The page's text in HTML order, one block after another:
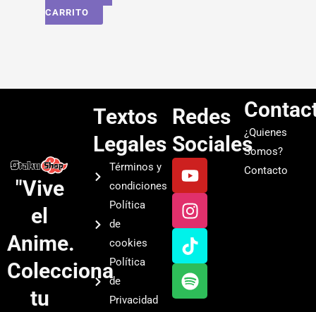
CARRITO
"Vive
el
Anime.
Colecciona
tu
Textos
Legales
Términos y
condiciones
Política
de
cookies
Política
de
Privacidad
Redes
Sociales
Y
o
u
t
u
b
e
I
n
s
t
a
g
r
a
T
i
k
t
o
k
S
p
o
t
i
f
y
¿Quienes
Somos?
Contacto